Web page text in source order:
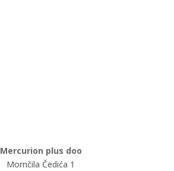
Mercurion plus doo
Momčila Čedića 1